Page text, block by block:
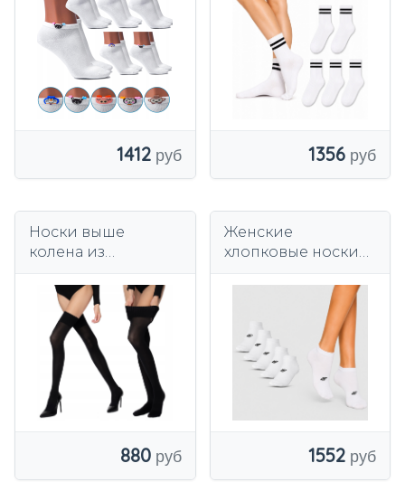
1412
PREMIUM
1356
Носки выше
колена из
DEN, цветные,
непрозрачные,
гладкие, черные.
880
Женские
хлопковые носки
набор из 5 пар.
1552